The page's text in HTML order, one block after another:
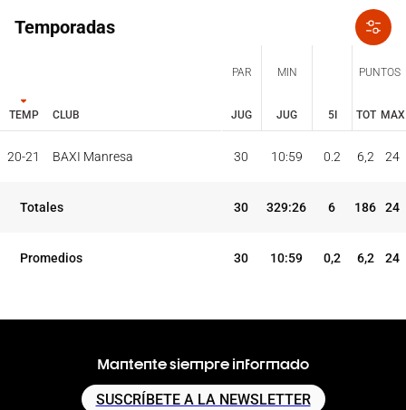
Temporadas
TEMP CLUB
PAR MIN
5I
PUNTOS
JUG JUG TOT MAX
TEMP
PAR MIN
5I
PUNTOS
20-21 BAXI Manresa 30 10:59 0.2 6,2 24
Totales 30 329:26 6 186 24
Promedios 30 10:59 0,2 6,2 24
Mantente siempre informado
SUSCRÍBETE A LA NEWSLETTER